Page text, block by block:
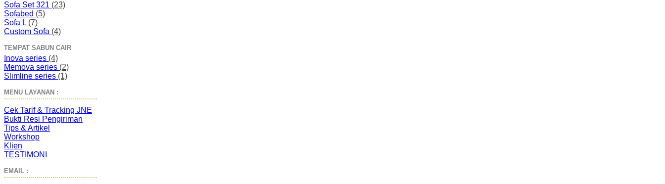
Sofa Set 321 (23)
Sofabed (5)
Sofa L (7)
Custom Sofa (4)
TEMPAT SABUN CAIR
Inova series (4)
Memova series (2)
Slimline series (1)
MENU LAYANAN :
Cek Tarif & Tracking JNE
Bukti Resi Pengiriman
Tips & Artikel
Workshop
Klien
TESTIMONI
EMAIL :